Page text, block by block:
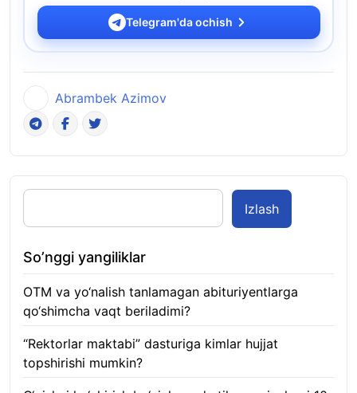
Telegram'da ochish
Abrambek Azimov
Izlash
So’nggi yangiliklar
OTM va yo‘nalish tanlamagan abituriyentlarga
qo‘shimcha vaqt beriladimi?
“Rektorlar maktabi” dasturiga kimlar hujjat
topshirishi mumkin?